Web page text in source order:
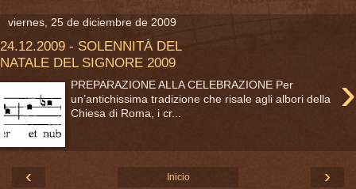
viernes, 25 de diciembre de 2009
24.12.2009 - SOLENNITÀ DEL
NATALE DEL SIGNORE 2009
›
PREPARAZIONE ALLA CELEBRAZIONE Per
un’antichissima tradizione che risale agli albori della
Chiesa di Roma, i cr...
‹ ›
Inicio